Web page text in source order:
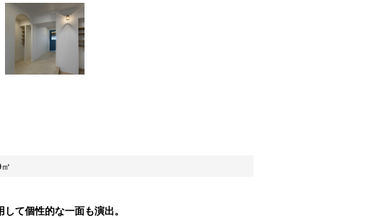
て個性的な一面も演出。